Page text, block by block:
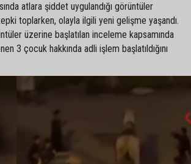
atlara şiddet uygulandığı görüntüler
toplarken, olayla ilgili yeni gelişme yaşandı.
üzerine başlatılan inceleme kapsamında
3 çocuk hakkında adli işlem başlatıldığını